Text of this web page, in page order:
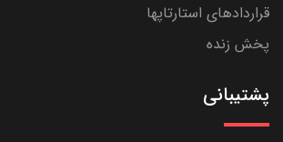
قراردادهای استارتاپها
پخش زنده
پشتیبانی